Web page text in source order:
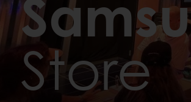
Store